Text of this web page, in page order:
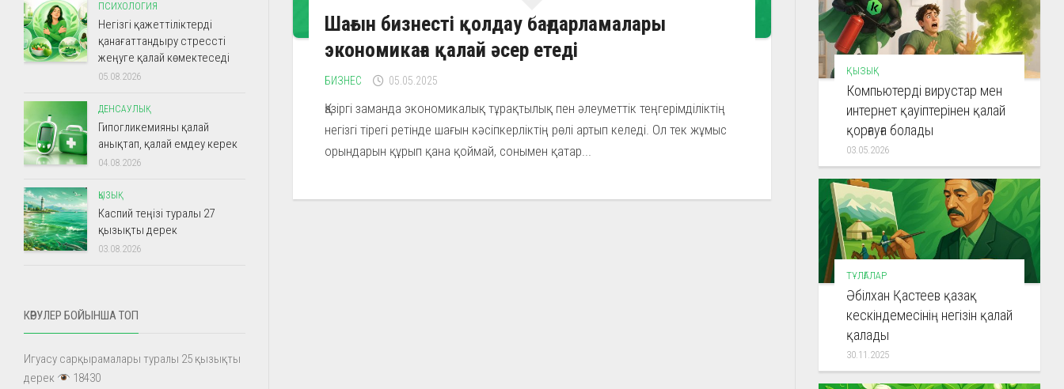
Шағын бизнесті қолдау бағдарламалары
экономикаға қалай әсер етеді
БИЗНЕС 05.05.2025
Қазіргі заманда экономикалық тұрақтылық пен әлеуметтік теңгерімділіктің
негізгі тірегі ретінде шағын кәсіпкерліктің рөлі артып келеді. Ол тек жұмыс
орындарын құрып қана қоймай, сонымен қатар...
ПСИХОЛОГИЯ
Негізгі қажеттіліктерді
қанағаттандыру стрессті
жеңуге қалай көмектеседі
05.08.2026
ДЕНСАУЛЫҚ
Гипогликемияны қалай
анықтап, қалай емдеу керек
04.08.2026
ҚЫЗЫҚ
Каспий теңізі туралы 27
қызықты дерек
03.08.2026
КӨРУЛЕР БОЙЫНША ТОП
Игуасу сарқырамалары туралы 25 қызықты
дерек
18430
ҚЫЗЫҚ
Компьютерді вирустар мен
интернет қауіптерінен қалай
қорғауға болады
03.05.2026
ТҰЛҒАЛАР
Әбілхан Қастеев қазақ
кескіндемесінің негізін қалай
қалады
30.11.2025